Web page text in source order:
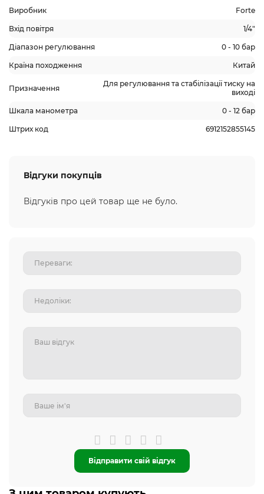
Виробник Forte
Вхід повітря 1/4"
Діапазон регулювання 0 - 10 бар
Країна походження Китай
Призначення
Для регулювання та стабілізації тиску на
виході
Шкала манометра 0 - 12 бар
Штрих код 6912152855145
Відгуки покупців
Відгуків про цей товар ще не було.
Відправити свій відгук